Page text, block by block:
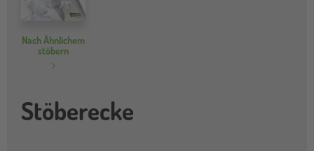
Nach Ähnlichem
stöbern
Stöberecke